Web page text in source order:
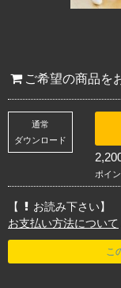
ご希望の商品を
通常
ダウンロード
ポイ
【
お読み下さい】
お支払い方法について
こ